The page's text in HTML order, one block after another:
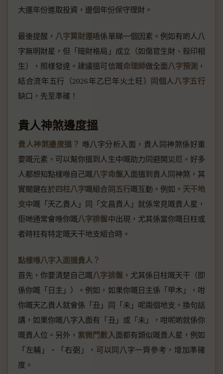
大運年份進取投資，邊個年份保守理財。
最後提醒， 八字算財運唔係單睇一個因素。例如有啲人八
字無明財星，但「暗財格局」成立（如傷官生財、殺印相
生），照樣發達。建議搵可信嘅命理師做全面八字預測 ，
結合流年五行（2026年乙巳年火土旺）同個人 八字五行
缺口，先至準確！
貴人神煞邊度搵
貴人神煞邊度搵？ 喺八字分析入面，貴人同神煞係好重
要嘅元素，可以幫你搵到人生中嘅助力同避開災厄。好多
人都想知點樣喺自己嘅八字命盤入面搵到貴人同神煞，其
實關鍵在於四柱八字嘅組合同 五行嘅互動。例如， 天干地
支中嘅「天乙貴人」同「文昌貴人」就係常見嘅貴人星，
佢哋通常會喺你嘅八字排盤中出現，尤其係當你嘅日柱或
者時柱有特定嘅天干地支組合時。
點樣喺八字入面搵貴人？
首先，你要清楚自己嘅八字排盤，尤其係日柱嘅天干（即
係你嘅「日主」）。例如，如果你嘅日主係「甲木」，咁
你嘅天乙貴人就會係「丑」同「未」呢兩個地支。換句話
講，如果你嘅八字入面有「丑」或「未」，咁呢啲就係你
嘅貴人位。另外， 紫微鬥數 入面都有類似嘅貴人星，例如
「左輔」、「右弼」，可以同八字一齊參考，增加準確
度。